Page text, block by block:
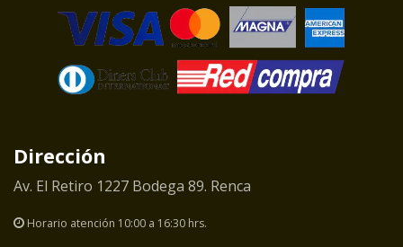
Dirección
Av. El Retiro 1227 Bodega 89. Renca
Horario atención 10:00 a 16:30 hrs.